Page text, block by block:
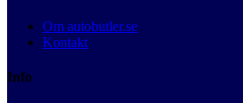
Om autobutler.se
Kontakt
Info